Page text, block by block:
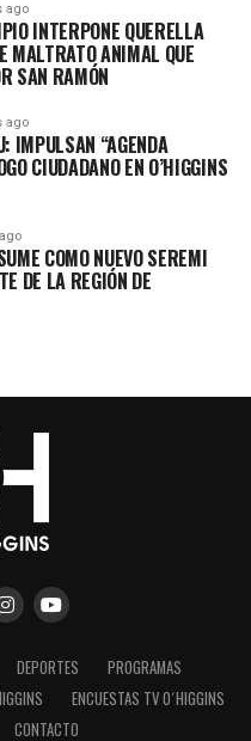
ago
INTERPONE QUERELLA
MALTRATO ANIMAL QUE
SAN RAMÓN
ago
IMPULSAN “AGENDA
CIUDADANO EN O’HIGGINS
COMO NUEVO SEREMI
DE LA REGIÓN DE
DEPORTES
PROGRAMAS
ENCUESTAS TV O´HIGGINS
CONTACTO